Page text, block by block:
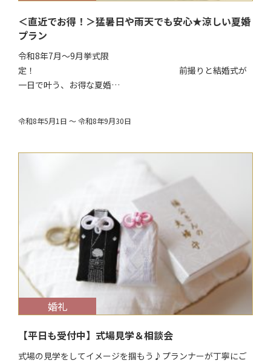
＜直近でお得！＞猛暑日や雨天でも安心★涼しい夏婚
プラン
令和8年7月～9月挙式限
定！ 前撮りと結婚式が
一日で叶う、お得な夏婚…
令和8年5月1日 ～ 令和8年9月30日
$target_date
婚礼
【平日も受付中】式場見学＆相談会
式場の見学をしてイメージを掴もう♪プランナーが丁寧にご